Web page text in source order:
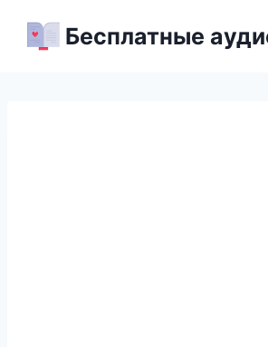
Бесплатные